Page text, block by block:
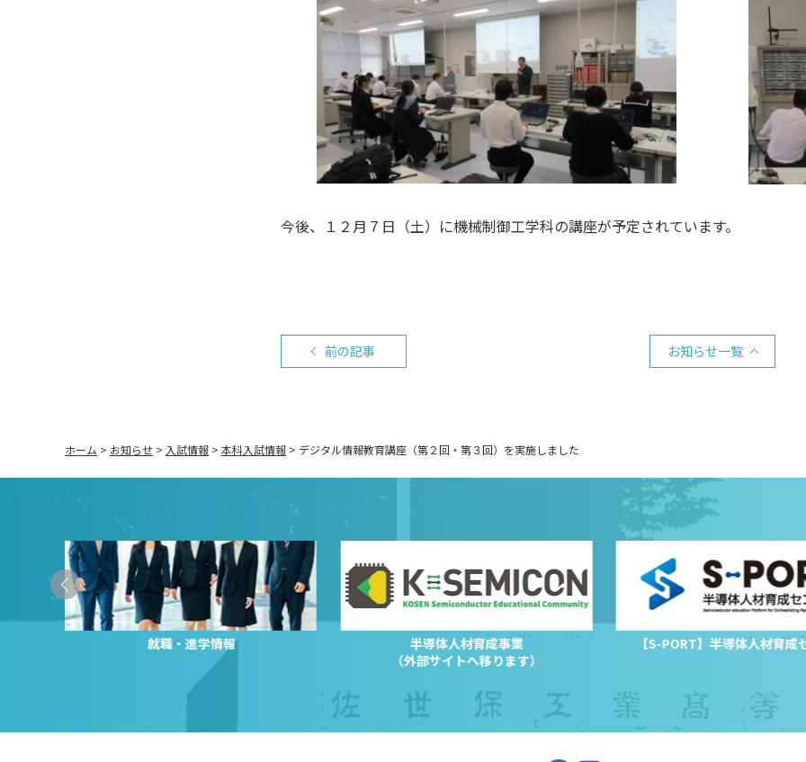
今後、１２月７日（土）に機械制御工学科の講座が予定されています。
前の記事 お知らせ一覧
ホーム > お知らせ > 入試情報 > 本科入試情報 > デジタル情報教育講座（第２回・第３回）を実施しました
就職・進学情報
半導体人材育成事業
（外部サイトへ移ります）
【S-PORT】半導体人材育成